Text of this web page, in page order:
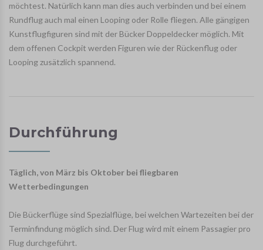
möchtest. Natürlich kann man dies auch verbinden und bei einem
Rundflug auch mal einen Looping oder Rolle fliegen. Alle gängigen
Kunstflugfiguren sind mit der Bücker Doppeldecker möglich. Mit
dem offenen Cockpit werden Figuren wie der Rückenflug oder
Looping zusätzlich spannend.
Durchführung
Täglich, von März bis Oktober bei fliegbaren
Wetterbedingungen
Die Bückerflüge sind Spezialflüge, bei welchen Wartezeiten bei der
Terminfindung möglich sind. Der Flug wird mit einem Passagier pro
Flug durchgeführt.